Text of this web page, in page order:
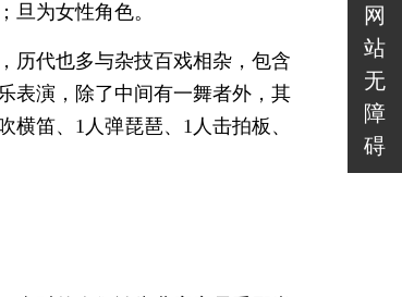
网
站
无
障
碍
旦为女性角色。
历代也多与杂技百戏相杂，包含
表演，除了中间有一舞者外，其
笛、1人弹琵琶、1人击拍板、